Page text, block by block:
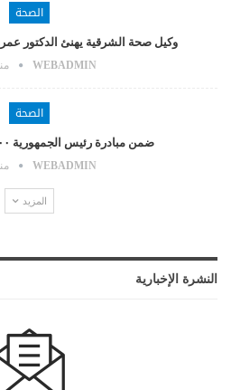
الصحة
وكيل صحة الشرقية يهنئ الدكتور
WEBADMIN
الصحة
ضمن مبادرة رئيس الجمهورية ١٠٠ يوم صحة “حياة…
WEBADMIN
المزيد
النشرة الإخبارية